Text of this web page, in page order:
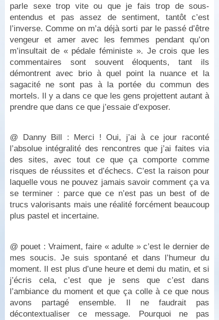
parle sexe trop vite ou que je fais trop de sous-
entendus et pas assez de sentiment, tantôt c’est
l’inverse. Comme on m’a déjà sorti par le passé d’être
vengeur et amer avec les femmes pendant qu’on
m’insultait de « pédale féministe ». Je crois que les
commentaires sont souvent éloquents, tant ils
démontrent avec brio à quel point la nuance et la
sagacité ne sont pas à la portée du commun des
mortels. Il y a dans ce que les gens projettent autant à
prendre que dans ce que j’essaie d’exposer.
@ Danny Bill : Merci ! Oui, j’ai à ce jour raconté
l’absolue intégralité des rencontres que j’ai faites via
des sites, avec tout ce que ça comporte comme
risques de réussites et d’échecs. C’est la raison pour
laquelle vous ne pouvez jamais savoir comment ça va
se terminer : parce que ce n’est pas un best of de
trucs valorisants mais une réalité forcément beaucoup
plus pastel et incertaine.
@ pouet : Vraiment, faire « adulte » c’est le dernier de
mes soucis. Je suis spontané et dans l’humeur du
moment. Il est plus d’une heure et demi du matin, et si
j’écris cela, c’est que je sens que c’est dans
l’ambiance du moment et que ça colle à ce que nous
avons partagé ensemble. Il ne faudrait pas
décontextualiser ce message. Pourquoi ne pas